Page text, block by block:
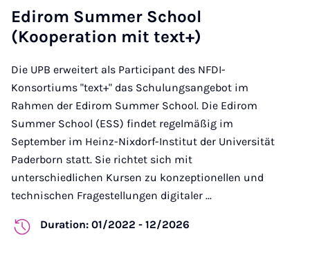
Edirom Summer School
(Kooperation mit text+)
Die UPB erweitert als Participant des NFDI-
Konsortiums "text+" das Schulungsangebot im
Rahmen der Edirom Summer School. Die Edirom
Summer School (ESS) findet regelmäßig im
September im Heinz-Nixdorf-Institut der Universität
Paderborn statt. Sie richtet sich mit
unterschiedlichen Kursen zu konzeptionellen und
technischen Fragestellungen digitaler ...
Duration: 01/2022 - 12/2026